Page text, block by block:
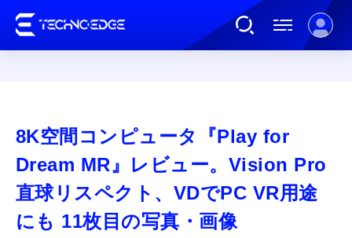
AI
ガジェット
8K空間コンピュータ『Play for
Dream MR』レビュー。Vision Pro
直球リスペクト、VDでPC VR用途
にも 11枚目の写真・画像